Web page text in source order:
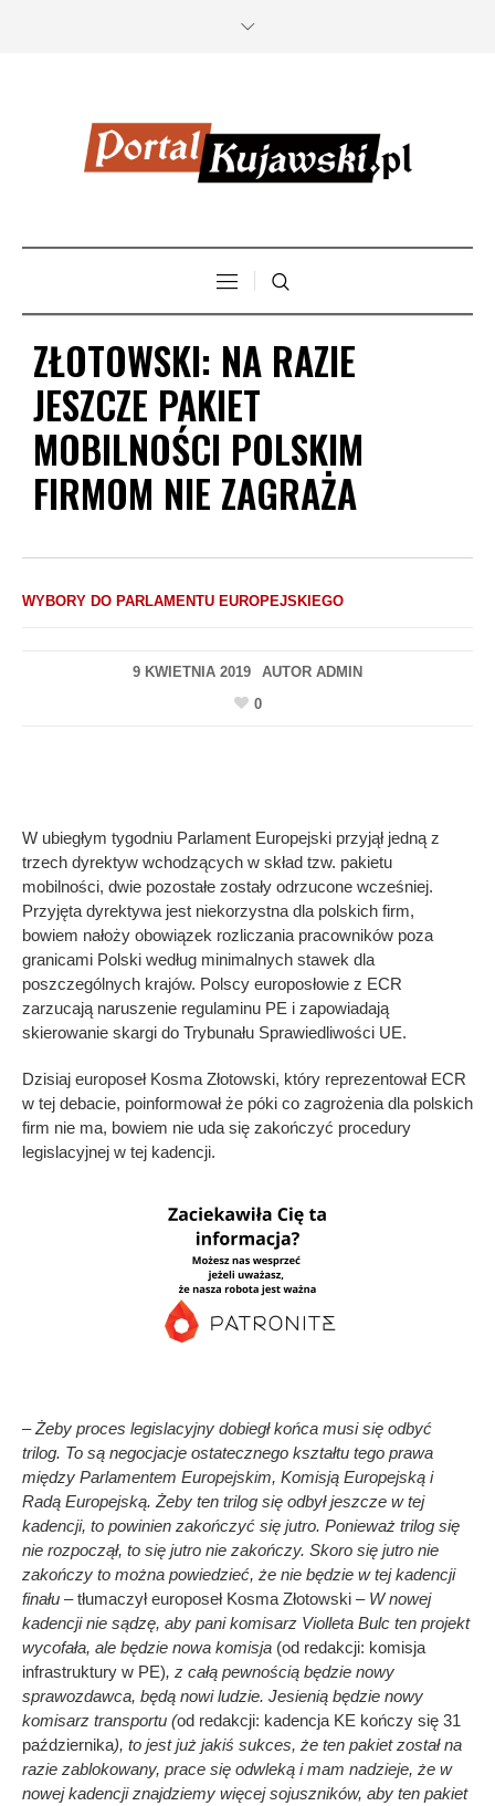
ZŁOTOWSKI: NA RAZIE
JESZCZE PAKIET
MOBILNOŚCI POLSKIM
FIRMOM NIE ZAGRAŻA
WYBORY DO PARLAMENTU EUROPEJSKIEGO
9 KWIETNIA 2019 AUTOR ADMIN
0
W ubiegłym tygodniu Parlament Europejski przyjął jedną z
trzech dyrektyw wchodzących w skład tzw. pakietu
mobilności, dwie pozostałe zostały odrzucone wcześniej.
Przyjęta dyrektywa jest niekorzystna dla polskich firm,
bowiem nałoży obowiązek rozliczania pracowników poza
granicami Polski według minimalnych stawek dla
poszczególnych krajów. Polscy europosłowie z ECR
zarzucają naruszenie regulaminu PE i zapowiadają
skierowanie skargi do Trybunału Sprawiedliwości UE.
Dzisiaj europoseł Kosma Złotowski, który reprezentował ECR
w tej debacie, poinformował że póki co zagrożenia dla polskich
firm nie ma, bowiem nie uda się zakończyć procedury
legislacyjnej w tej kadencji.
– Żeby proces legislacyjny dobiegł końca musi się odbyć
trilog. To są negocjacje ostatecznego kształtu tego prawa
między Parlamentem Europejskim, Komisją Europejską i
Radą Europejską. Żeby ten trilog się odbył jeszcze w tej
kadencji, to powinien zakończyć się jutro. Ponieważ trilog się
nie rozpoczął, to się jutro nie zakończy. Skoro się jutro nie
zakończy to można powiedzieć, że nie będzie w tej kadencji
finału – tłumaczył europoseł Kosma Złotowski – W nowej
kadencji nie sądzę, aby pani komisarz Violleta Bulc ten projekt
wycofała, ale będzie nowa komisja (od redakcji: komisja
infrastruktury w PE), z całą pewnością będzie nowy
sprawozdawca, będą nowi ludzie. Jesienią będzie nowy
komisarz transportu (od redakcji: kadencja KE kończy się 31
października), to jest już jakiś sukces, że ten pakiet został na
razie zablokowany, prace się odwleką i mam nadzieje, że w
nowej kadencji znajdziemy więcej sojuszników, aby ten pakiet